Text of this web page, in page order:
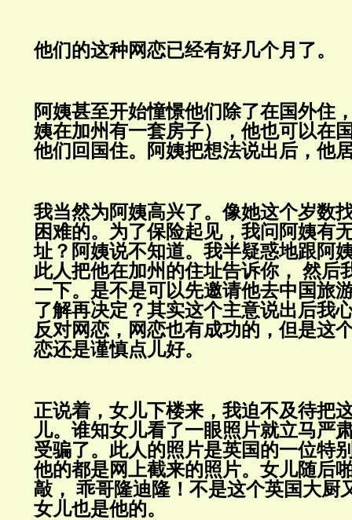
他们的这种网恋已经有好几个月了。
阿姨甚至开始憧憬他们除了在国外住
姨在加州有一套房子），他也可以在
他们回国住。阿姨把想法说出后，他
我当然为阿姨高兴了。像她这个岁数
困难的。为了保险起见，我问阿姨有
址？阿姨说不知道。我半疑惑地跟阿
此人把他在加州的住址告诉你， 然后
一下。是不是可以先邀请他去中国旅
了解再决定？其实这个主意说出后我
反对网恋，网恋也有成功的，但是这
恋还是谨慎点儿好。
正说着，女儿下楼来，我迫不及待把
儿。谁知女儿看了一眼照片就立马严
受骗了。此人的照片是英国的一位特
他的都是网上截来的照片。女儿随后
敲， 乖哥隆迪隆！不是这个英国大厨
女儿也是他的。